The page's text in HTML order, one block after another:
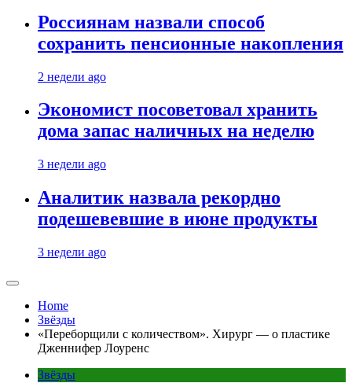
Россиянам назвали способ
сохранить пенсионные накопления
2 недели ago
Экономист посоветовал хранить
дома запас наличных на неделю
3 недели ago
Аналитик назвала рекордно
подешевевшие в июне продукты
3 недели ago
Home
Звёзды
«Переборщили с количеством». Хирург — о пластике
Дженнифер Лоуренс
Звёзды